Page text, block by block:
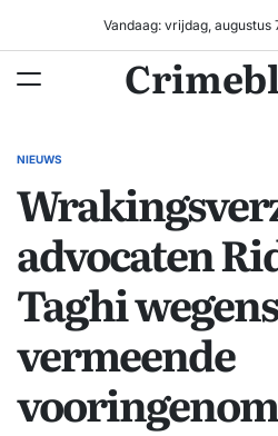
inhoud
Vandaag: vrijdag, augustus
GEPLAATST
NIEUWS
advocaten
Taghi wegens
vermeende